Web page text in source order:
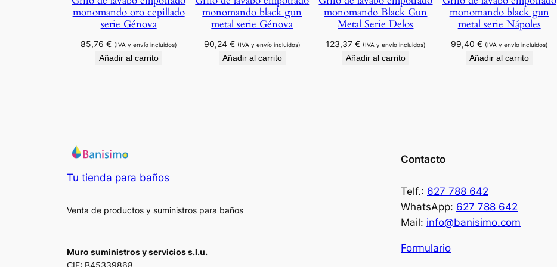
o
m
a
d
monomando oro cepillado
serie Génova
85,76 € (IVA y envío incluidos)
Añadir al carrito
monomando black gun
metal serie Génova
90,24 € (IVA y envío incluidos)
Añadir al carrito
monomando Black Gun
Metal Serie Delos
123,37 € (IVA y envío incluidos)
Añadir al carrito
monomando black gun
metal serie Nápoles
99,40 € (IVA y envío incluidos)
Añadir al carrito
Tu tienda para baños
Venta de productos y suministros para baños
Muro suministros y servicios s.l.u.
CIF: B45339868
Contacto
Telf.: 627 788 642
WhatsApp: 627 788 642
Mail: info@banisimo.com
Formulario